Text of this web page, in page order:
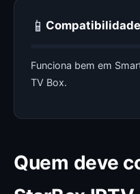
📱
Funciona bem em
TV Box.
Quem deve